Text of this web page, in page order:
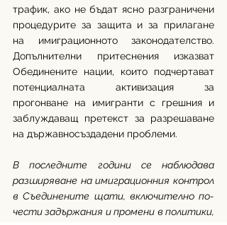
трафик, ако не бъдат ясно разграничени
процедурите за защита и за прилагане
на имиграционното законодателство.
Допълнителни притеснения изказват
Обединените нации, които подчертават
потенциалната активизация за
прогонване на имигранти с грешния и
заблуждаващ претекст за разрешаване
на държавносъздадени проблеми.
В последните години се наблюдава
разширяване на имиграционния контрол
в Съединените щати, включително по-
чести задържания и промени в политики,